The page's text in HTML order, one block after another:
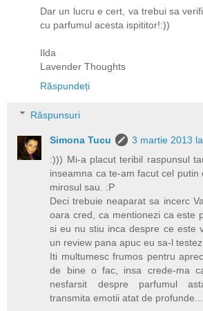
Dar un lucru e cert, va trebui sa
cu parfumul acesta ispititor!:))
Ilda
Lavender Thoughts
Răspundeți
Răspunsuri
Simona Tucu
3 martie 2013
:))) Mi-a placut teribil raspunsul
inseamna ca te-am facut cel putin
mirosul sau. :P
Deci trebuie neaparat sa incerc
oara cred, ca mentionezi ca este
si eu nu stiu inca despre ce este
un review pana apuc eu sa-l
Iti multumesc frumos pentru
de bine o fac, insa crede-ma
nesfarsit despre parfumul
transmita emotii atat de